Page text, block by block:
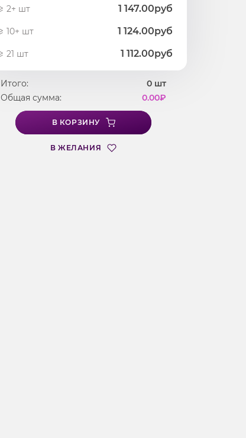
2+ шт 1 147.00руб
10+ шт 1 124.00руб
21 шт 1 112.00руб
Итого: 0 шт
Общая сумма:
0.00₽
В КОРЗИНУ
В ЖЕЛАНИЯ